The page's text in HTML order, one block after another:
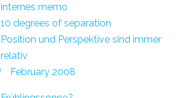
internes memo
10 degrees of separation
Position und Perspektive sind immer
relativ
February 2008